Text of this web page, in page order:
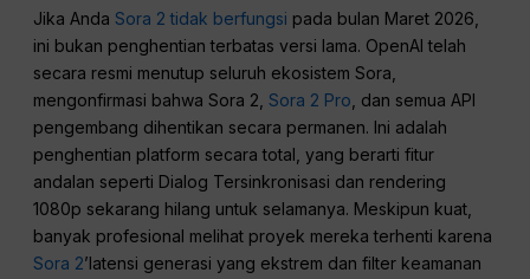
Jika AndaSora 2 tidak berfungsi pada bulan Maret 2026,
ini bukan penghentian terbatas versi lama. OpenAI telah
secara resmi menutup seluruh ekosistem Sora,
mengonfirmasi bahwa Sora 2,Sora 2 Pro , dan semua API
pengembang dihentikan secara permanen. Ini adalah
penghentian platform secara total, yang berarti fitur
andalan seperti Dialog Tersinkronisasi dan rendering
1080p sekarang hilang untuk selamanya. Meskipun kuat,
banyak profesional melihat proyek mereka terhenti karena
Sora 2’latensi generasi yang ekstrem dan filter keamanan